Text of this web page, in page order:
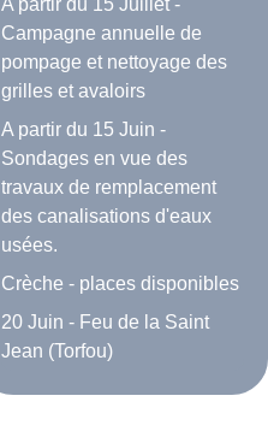
A partir du 15 Juillet -
Campagne annuelle de
pompage et nettoyage des
grilles et avaloirs
A partir du 15 Juin -
Sondages en vue des
travaux de remplacement
des canalisations d'eaux
usées.
Crèche - places disponibles
20 Juin - Feu de la Saint
Jean (Torfou)